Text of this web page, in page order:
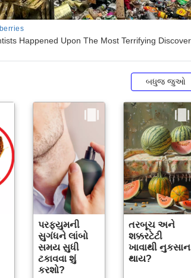
બધુજ જુઓ
પરફ્યુમની
સુગંધને લાંબો
સમય સુધી
ટકાવવા શું
કરશો?
તરબૂચ અને
શક્કરટેટી
ખાવાથી નુકસાન
થાય?